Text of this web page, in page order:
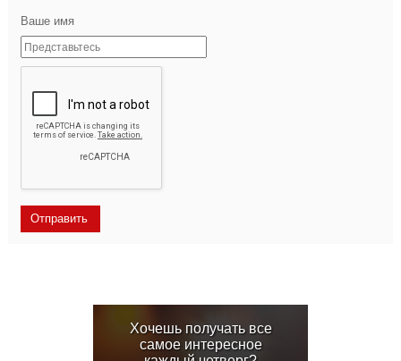
Ваше имя
Хочешь получать все
самое интересное